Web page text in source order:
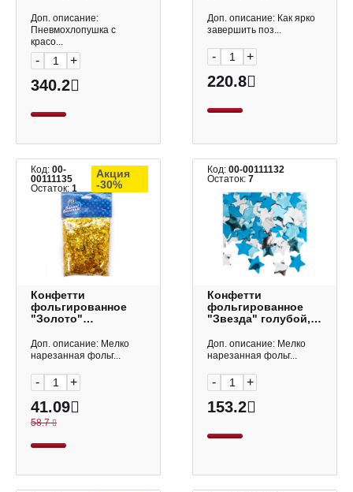
голография
10943609/723001
Волна веселья
Доп. описание:
Пневмохлопушка с
красо...
- +
340.2
фольга 3678425
Страна Карнавалия
Доп. описание: Как ярко
завершить поз...
- +
220.8
Код: 00-
00111135
Остаток: 1
Акция
-30%
Конфетти
фольгированное
"Золото"
металлик, 20 гр
6014740
Доп. описание: Мелко
нарезанная фольг...
- +
41.09
58.7
Код:00-00111132
Остаток:7
Конфетти
фольгированное
"Звезда" голубой,
Доп. описание: Мелко
нарезанная фольг...
- +
153.2